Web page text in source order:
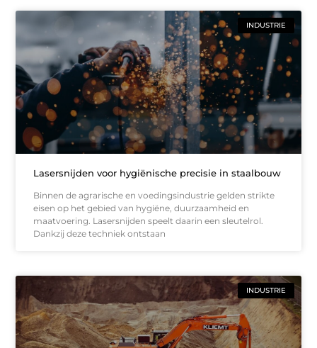
INDUSTRIE
Lasersnijden voor hygiënische precisie in staalbouw
Binnen de agrarische en voedingsindustrie gelden strikte
eisen op het gebied van hygiëne, duurzaamheid en
maatvoering. Lasersnijden speelt daarin een sleutelrol.
Dankzij deze techniek ontstaan
INDUSTRIE